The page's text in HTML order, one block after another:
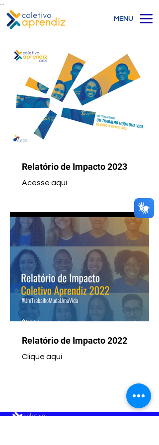
MENU
Relatório de Impacto 2023
Acesse aqui
Relatório de Impacto 2022
Clique aqui